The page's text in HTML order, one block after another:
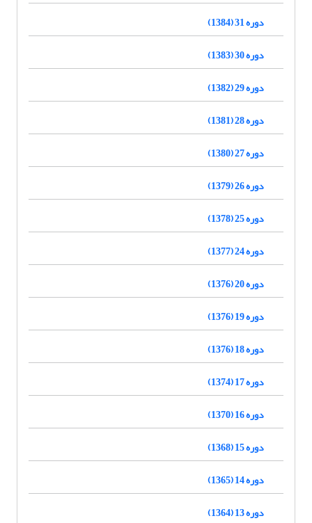
دوره 31 (1384)
دوره 30 (1383)
دوره 29 (1382)
دوره 28 (1381)
دوره 27 (1380)
دوره 26 (1379)
دوره 25 (1378)
دوره 24 (1377)
دوره 20 (1376)
دوره 19 (1376)
دوره 18 (1376)
دوره 17 (1374)
دوره 16 (1370)
دوره 15 (1368)
دوره 14 (1365)
دوره 13 (1364)